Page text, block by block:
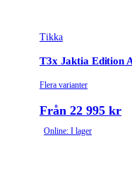
Tikka
T3x Jaktia Edition
Flera varianter
Från 22 995 kr
Online: I lager